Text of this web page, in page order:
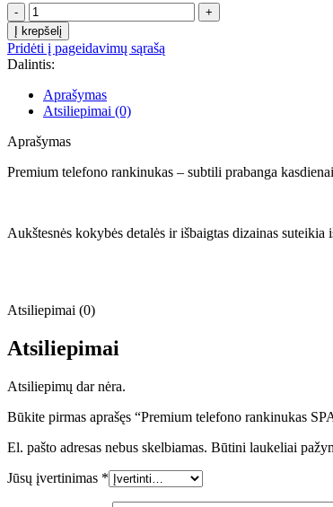
produkto
kiekis:
Premium
telefono
rankinukas
SPALVOTOS
TULPYTĖS,
juodas
Į krepšelį
Pridėti į pageidavimų sąrašą
Dalintis:
Aprašymas
Atsiliepimai (0)
Aprašymas
Premium telefono rankinukas – subtili prabanga
Aukštesnės kokybės detalės ir išbaigtas dizainas
Atsiliepimai (0)
Atsiliepimai
Atsiliepimų dar nėra.
Būkite pirmas aprašęs “Premium telefono rankinukas
El. pašto adresas nebus skelbiamas. Būtini laukeliai
Jūsų įvertinimas *